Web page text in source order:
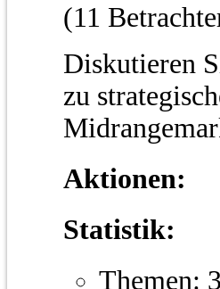
(11
Diskutieren
zu
Aktionen:
Statistik:
Themen: